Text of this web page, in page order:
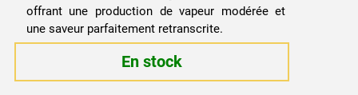
offrant une production de vapeur modérée et
une saveur parfaitement retranscrite.
En stock